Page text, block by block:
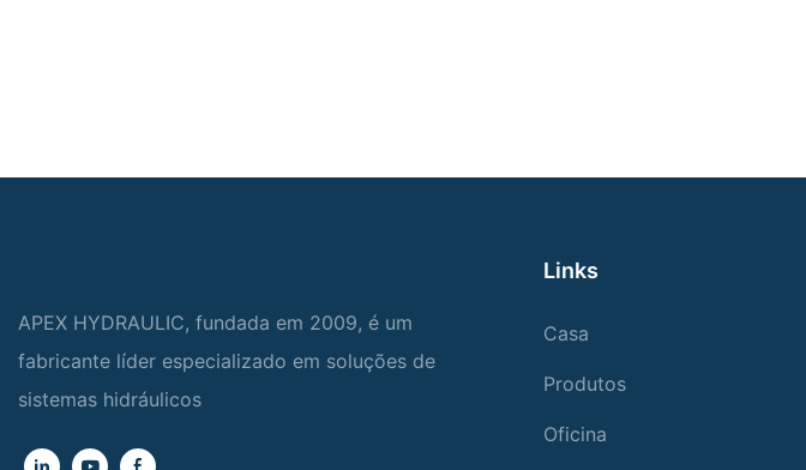
APEX HYDRAULIC, fundada em 2009, é um
fabricante líder especializado em soluções de
sistemas hidráulicos
Links
Casa
Produtos
Oficina